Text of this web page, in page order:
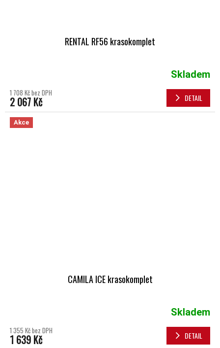
RENTAL RF56 krasokomplet
Skladem
1 708 Kč bez DPH
2 067 Kč DETAIL
Akce
CAMILA ICE krasokomplet
Skladem
1 355 Kč bez DPH
1 639 Kč DETAIL